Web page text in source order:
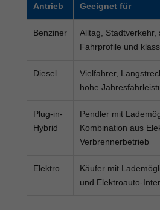
Antrieb Geeignet für
Benziner
Alltag, Stadtverkehr,
Fahrprofile und
Diesel
Vielfahrer,
hohe
Plug-in-
Hybrid
Pendler mit
Kombination aus
Verbrennerbetrieb
Elektro
Käufer mit
und Elektroauto-